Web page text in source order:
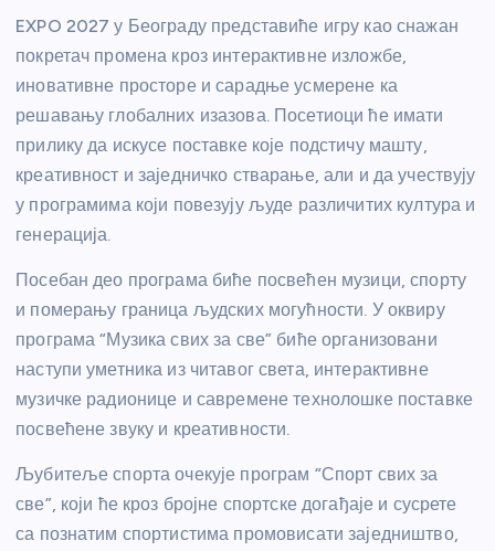
EXPO 2027 у Београду представиће игру као снажан
покретач промена кроз интерактивне изложбе,
иновативне просторе и сарадње усмерене ка
решавању глобалних изазова. Посетиоци ће имати
прилику да искусе поставке које подстичу машту,
креативност и заједничко стварање, али и да учествују
у програмима који повезују људе различитих култура и
генерација.
Посебан део програма биће посвећен музици, спорту
и померању граница људских могућности. У оквиру
програма “Музика свих за све” биће организовани
наступи уметника из читавог света, интерактивне
музичке радионице и савремене технолошке поставке
посвећене звуку и креативности.
Љубитеље спорта очекује програм “Спорт свих за
све”, који ће кроз бројне спортске догађаје и сусрете
са познатим спортистима промовисати заједништво,